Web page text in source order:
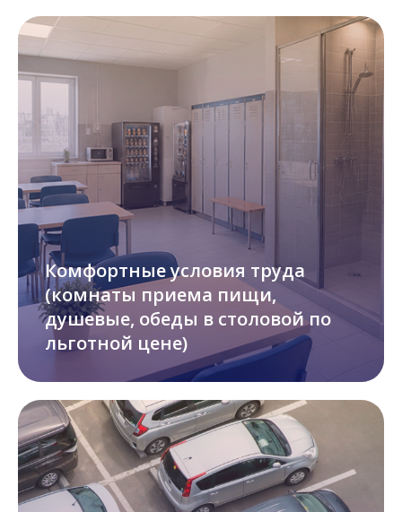
Комфортные условия труда
(комнаты приема пищи,
душевые, обеды в столовой по
льготной цене)